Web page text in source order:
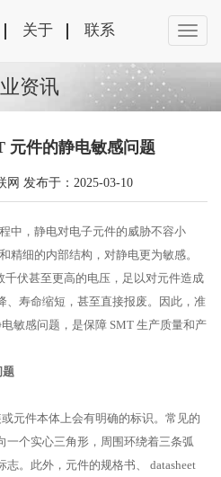
关于 联系
资讯
元件的静电敏感问题
网 发布于：2025-03-10
中，静电对电子元件的威胁不容小
精细的内部结构，对静电更为敏感。
千伏甚至更高的电压，足以对元件造成
、寿命缩短，甚至直接报废。因此，准
敏感问题，是保障 SMT 生产质量和产
题
元件本体上会有明确的标识。常见的
一个实心三角形，周围环绕着三条弧
。此外，元件的规格书、 datasheet